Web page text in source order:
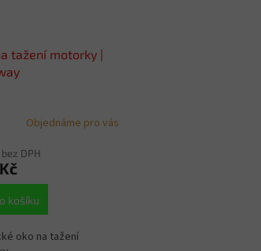
tažení motorky |
Objednáme pro vás
DPH
košíku
oko na tažení